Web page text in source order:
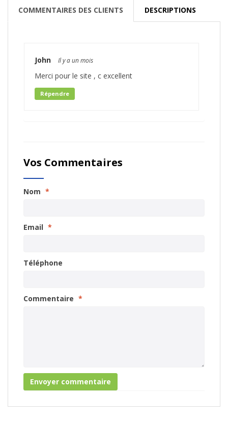
COMMENTAIRES DES CLIENTS DESCRIPTIONS
John Il y a un mois
Merci pour le site , c excellent
Répendre
Vos Commentaires
Nom *
Email *
Téléphone
Commentaire *